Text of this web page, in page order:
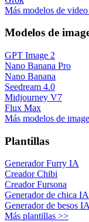
Más modelos de
Modelos de
GPT Image 2
Nano Banana Pro
Nano Banana
Seedream 4.0
Midjourney V7
Flux Max
Más modelos de
Plantillas
Generador Furry IA
Creador Chibi
Creador Fursona
Generador de chica IA
Generador de besos IA
Más plantillas >>